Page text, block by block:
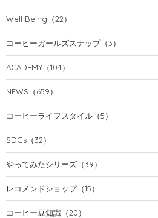
Well Being （22）
コーヒーガールズスナップ（3）
ACADEMY （104）
NEWS （659）
コーヒーライフスタイル （5）
SDGs （32）
やってみたシリーズ （39）
レコメンドショップ（15）
コーヒー豆知識 （20）